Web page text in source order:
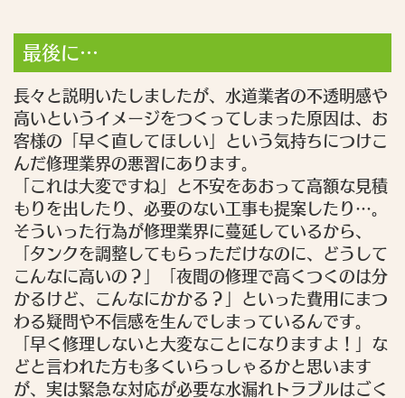
最後に…
長々と説明いたしましたが、水道業者の不透明感や
高いというイメージをつくってしまった原因は、お
客様の「早く直してほしい」という気持ちにつけこ
んだ修理業界の悪習にあります。
「これは大変ですね」と不安をあおって高額な見積
もりを出したり、必要のない工事も提案したり…。
そういった行為が修理業界に蔓延しているから、
「タンクを調整してもらっただけなのに、どうして
こんなに高いの？」「夜間の修理で高くつくのは分
かるけど、こんなにかかる？」といった費用にまつ
わる疑問や不信感を生んでしまっているんです。
「早く修理しないと大変なことになりますよ！」な
どと言われた方も多くいらっしゃるかと思います
が、実は緊急な対応が必要な水漏れトラブルはごく